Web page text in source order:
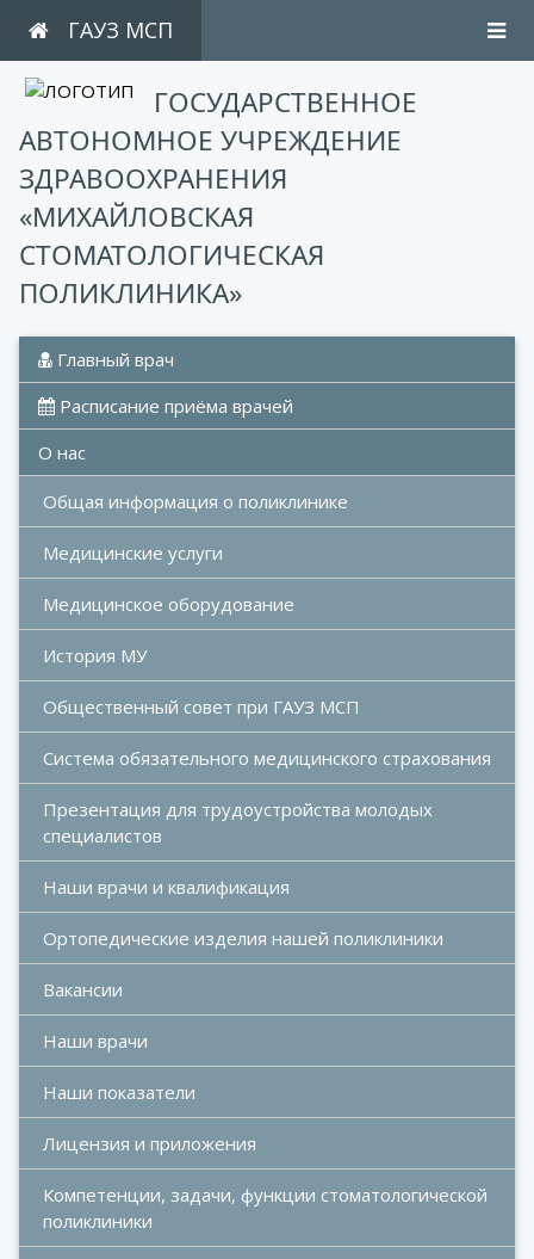
ГАУЗ МСП
ГОСУДАРСТВЕННОЕ
АВТОНОМНОЕ УЧРЕЖДЕНИЕ
ЗДРАВООХРАНЕНИЯ
«МИХАЙЛОВСКАЯ
СТОМАТОЛОГИЧЕСКАЯ
ПОЛИКЛИНИКА»
Главный врач
Расписание приёма врачей
О нас
Общая информация о поликлинике
Медицинские услуги
Медицинское оборудование
История МУ
Общественный совет при ГАУЗ МСП
Система обязательного медицинского страхования
Презентация для трудоустройства молодых
специалистов
Наши врачи и квалификация
Ортопедические изделия нашей поликлиники
Вакансии
Наши врачи
Наши показатели
Лицензия и приложения
Компетенции, задачи, функции стоматологической
поликлиники